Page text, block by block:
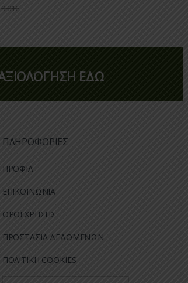
9.01€
ΕΔΩ
ΠΛΗΡΟΦΟΡΙΕΣ
ΠΡΟΦΙΛ
ΕΠΙΚΟΙΝΩΝΙΑ
ΟΡΟΙ ΧΡΗΣΗΣ
ΠΡΟΣΤΑΣΙΑ ΔΕΔΟΜΕΝΩΝ
ΠΟΛΙΤΙΚΗ COOKIES